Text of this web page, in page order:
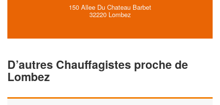
150 Allee Du Chateau Barbet
32220 Lombez
D’autres Chauffagistes proche de
Lombez